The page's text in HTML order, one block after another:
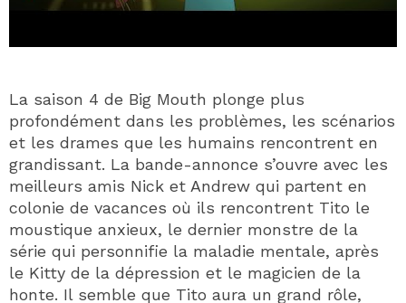
La saison 4 de Big Mouth plonge plus
profondément dans les problèmes, les scénarios
et les drames que les humains rencontrent en
grandissant. La bande-annonce s’ouvre avec les
meilleurs amis Nick et Andrew qui partent en
colonie de vacances où ils rencontrent Tito le
moustique anxieux, le dernier monstre de la
série qui personnifie la maladie mentale, après
le Kitty de la dépression et le magicien de la
honte. Il semble que Tito aura un grand rôle,